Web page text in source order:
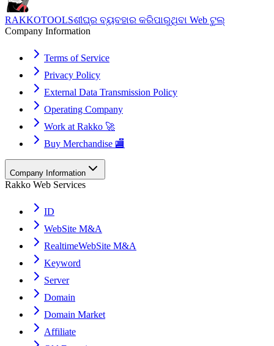
RAKKOTOOLSଶୀଘ୍ର ବ୍ୟବହାର କରିପାରୁଥିବା Web ଟୁଲ୍
Company Information
Terms of Service
Privacy Policy
External Data Transmission Policy
Operating Company
Work at Rakko 🚀
Buy Merchandise 🏬
Company Information
Rakko Web Services
ID
WebSite M&A
RealtimeWebSite M&A
Keyword
Server
Domain
Domain Market
Affiliate